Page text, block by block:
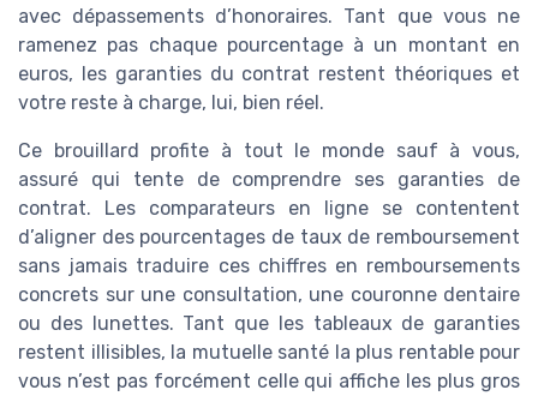
avec dépassements d’honoraires. Tant que vous ne
ramenez pas chaque pourcentage à un montant en
euros, les garanties du contrat restent théoriques et
votre reste à charge, lui, bien réel.
Ce brouillard profite à tout le monde sauf à vous,
assuré qui tente de comprendre ses garanties de
contrat. Les comparateurs en ligne se contentent
d’aligner des pourcentages de taux de remboursement
sans jamais traduire ces chiffres en remboursements
concrets sur une consultation, une couronne dentaire
ou des lunettes. Tant que les tableaux de garanties
restent illisibles, la mutuelle santé la plus rentable pour
vous n’est pas forcément celle qui affiche les plus gros